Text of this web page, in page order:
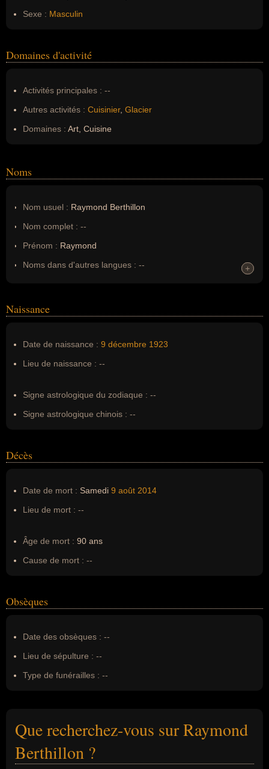
Sexe : Masculin
Domaines d'activité
Activités principales : --
Autres activités : Cuisinier, Glacier
Domaines : Art, Cuisine
Noms
Nom usuel : Raymond Berthillon
Nom complet : --
Prénom : Raymond
Noms dans d'autres langues : --
Nom de famille :Berthillon
+
+
Naissance
Date de naissance : 9 décembre 1923
Lieu de naissance : --
Signe astrologique du zodiaque : --
Signe astrologique chinois : --
Décès
Date de mort : Samedi 9 août 2014
Lieu de mort : --
Âge de mort : 90 ans
Cause de mort : --
Obsèques
Date des obsèques : --
Lieu de sépulture : --
Type de funérailles : --
Que recherchez-vous sur Raymond
Berthillon ?